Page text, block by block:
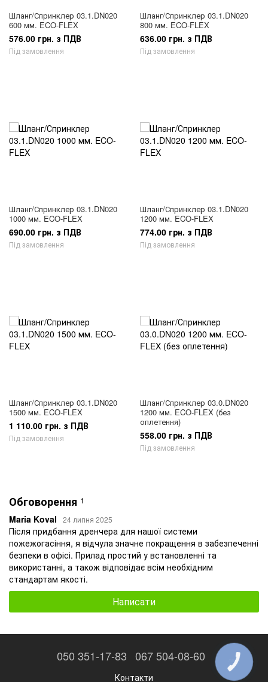
Шланг/Спринклер 03.1.DN020
600 мм. ECO-FLEX
576.00 грн. з ПДВ
Під замовлення
Шланг/Спринклер 03.1.DN020
800 мм. ECO-FLEX
636.00 грн. з ПДВ
Під замовлення
Шланг/Спринклер 03.1.DN020
1000 мм. ECO-FLEX
690.00 грн. з ПДВ
Під замовлення
Шланг/Спринклер 03.1.DN020
1200 мм. ECO-FLEX
774.00 грн. з ПДВ
Під замовлення
Шланг/Спринклер 03.1.DN020
1500 мм. ECO-FLEX
1 110.00 грн. з ПДВ
Під замовлення
Шланг/Спринклер 03.0.DN020
1200 мм. ECO-FLEX (без
оплетення)
558.00 грн. з ПДВ
Під замовлення
Обговорення 1
Maria Koval 24 липня 2025
Після придбання дренчера для нашої системи
пожежогасіння, я відчула значне покращення в забезпеченні
безпеки в офісі. Прилад простий у встановленні та
використанні, а також відповідає всім необхідним
стандартам якості.
Написати
050 351-17-83 067 504-08-60
Контакти
КНОПКА
ЗВ'ЯЗКУ